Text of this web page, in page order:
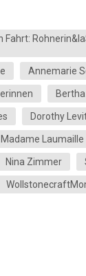
Fahrt:
Annemarie
Dorothy
Madame Laumaille
Nina Zimmer